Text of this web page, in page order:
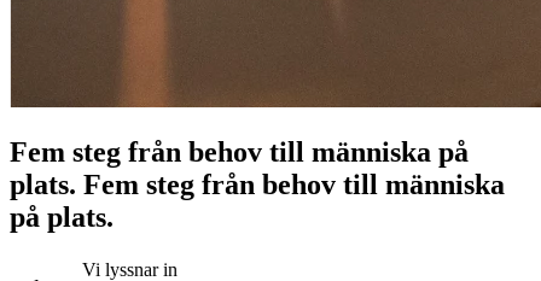
Fem steg från behov till människa på
plats. Fem steg från behov till människa
på plats.
Vi lyssnar in